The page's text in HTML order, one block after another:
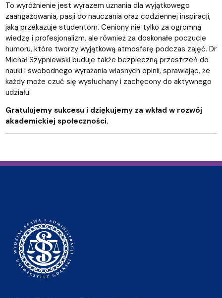
To wyróżnienie jest wyrazem uznania dla wyjątkowego
zaangażowania, pasji do nauczania oraz codziennej inspiracji,
jaką przekazuje studentom. Ceniony nie tylko za ogromną
wiedzę i profesjonalizm, ale również za doskonałe poczucie
humoru, które tworzy wyjątkową atmosferę podczas zajęć. Dr
Michał Szypniewski buduje także bezpieczną przestrzeń do
nauki i swobodnego wyrażania własnych opinii, sprawiając, że
każdy może czuć się wysłuchany i zachęcony do aktywnego
udziału.
Gratulujemy sukcesu i dziękujemy za wkład w rozwój
akademickiej społeczności.